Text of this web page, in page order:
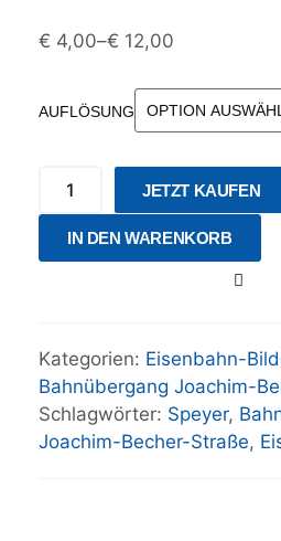
€ 4,00–€ 12,00
AUFLÖSUNG
JETZT KAUFEN
IN DEN WARENKORB
Kategorien: Eisenbahn-
Bahnübergang Joachim-
Schlagwörter: Speyer,
Joachim-Becher-Straße,